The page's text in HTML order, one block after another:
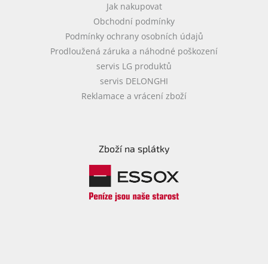
Jak nakupovat
Obchodní podmínky
Podmínky ochrany osobních údajů
Prodloužená záruka a náhodné poškození
servis LG produktů
servis DELONGHI
Reklamace a vrácení zboží
Zboží na splátky